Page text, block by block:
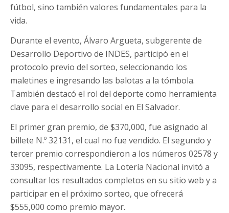
fútbol, sino también valores fundamentales para la
vida.
Durante el evento, Álvaro Argueta, subgerente de
Desarrollo Deportivo de INDES, participó en el
protocolo previo del sorteo, seleccionando los
maletines e ingresando las balotas a la tómbola.
También destacó el rol del deporte como herramienta
clave para el desarrollo social en El Salvador.
El primer gran premio, de $370,000, fue asignado al
billete N.º 32131, el cual no fue vendido. El segundo y
tercer premio correspondieron a los números 02578 y
33095, respectivamente. La Lotería Nacional invitó a
consultar los resultados completos en su sitio web y a
participar en el próximo sorteo, que ofrecerá
$555,000 como premio mayor.